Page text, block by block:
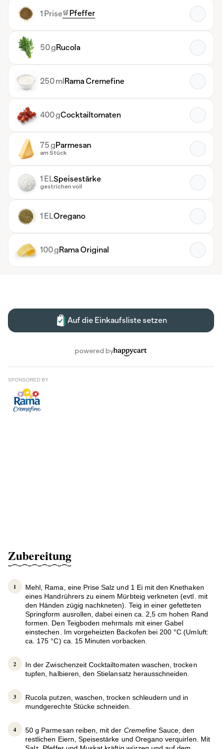
SPONSORED BY
Zubereitung
Mehl, Rama, eine Prise Salz und 1 Ei mit den Knethaken
eines Handrührers zu einem Mürbteig verkneten (evtl. mit
den Händen zügig nachkneten). Teig in einer gefetteten
Springform ausrollen, dabei einen ca. 2,5 cm hohen Rand
formen. Den Teigboden mehrmals mit einer Gabel
einstechen. Im vorgeheizten Backofen bei 200 °C (Umluft:
ca. 175 °C) ca. 15 Minuten vorbacken.
In der Zwischenzeit Cocktailtomaten waschen, trocken
tupfen, halbieren, den Stielansatz herausschneiden.
Rucola putzen, waschen, trocken schleudern und in
mundgerechte Stücke schneiden.
50 g Parmesan reiben, mit der Cremefine Sauce, den
restlichen Eiern, Speisestärke und Oregano verquirlen. Mit